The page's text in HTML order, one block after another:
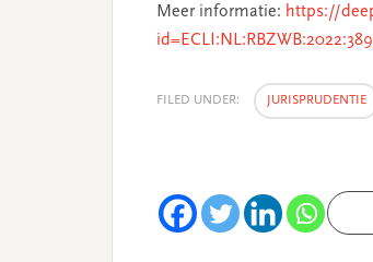
Meer informatie: https://
FILED UNDER: JURISPRUDENTIE